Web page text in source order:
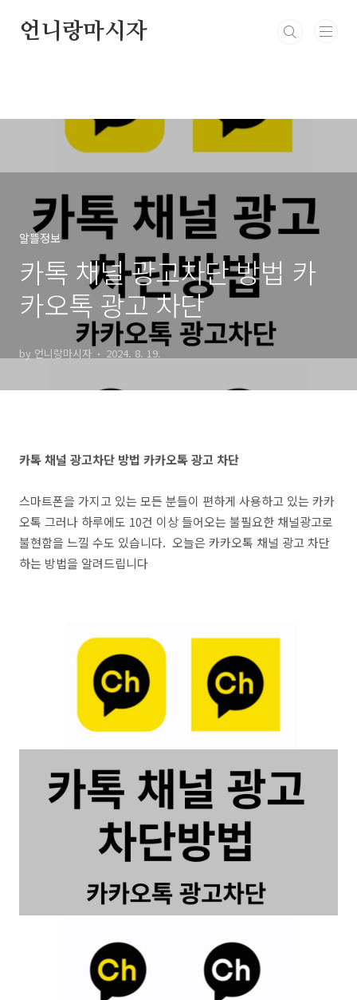
언니랑마시자
알뜰정보
카톡 채널 광고차단 방법 카
카오톡 광고 차단
by 언니랑마시자 2024. 8. 19.
카톡 채널 광고차단 방법 카카오톡 광고 차단
스마트폰을 가지고 있는 모든 분들이 편하게 사용하고 있는 카카
오톡 그러나 하루에도 10건 이상 들어오는 불필요한 채널광고로
불현함을 느낄 수도 있습니다. 오늘은 카카오톡 채널 광고 차단
하는 방법을 알려드립니다